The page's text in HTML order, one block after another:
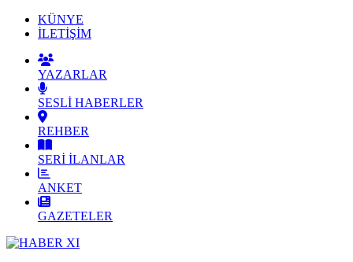
KÜNYE
İLETİŞİM
YAZARLAR
SESLİ HABERLER
REHBER
SERİ İLANLAR
ANKET
GAZETELER